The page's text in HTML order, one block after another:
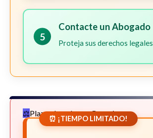
5
Contacte un Abogado
Proteja sus derechos legales
Plazos Legales en Georgia
⏰ ¡TIEMPO LIMITADO!